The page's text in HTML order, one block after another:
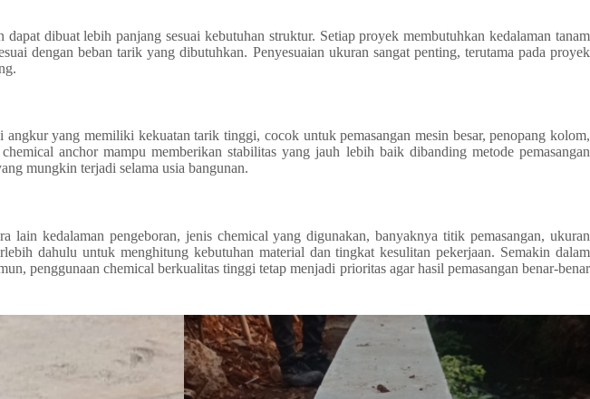
dibuat lebih panjang sesuai kebutuhan struktur. Setiap proyek membutuhkan kedalaman tanam
dengan beban tarik yang dibutuhkan. Penyesuaian ukuran sangat penting, terutama pada proyek
yang memiliki kekuatan tarik tinggi, cocok untuk pemasangan mesin besar, penopang kolom,
anchor mampu memberikan stabilitas yang jauh lebih baik dibanding metode pemasangan
mungkin terjadi selama usia bangunan.
kedalaman pengeboran, jenis chemical yang digunakan, banyaknya titik pemasangan, ukuran
dahulu untuk menghitung kebutuhan material dan tingkat kesulitan pekerjaan. Semakin dalam
penggunaan chemical berkualitas tinggi tetap menjadi prioritas agar hasil pemasangan benar-benar